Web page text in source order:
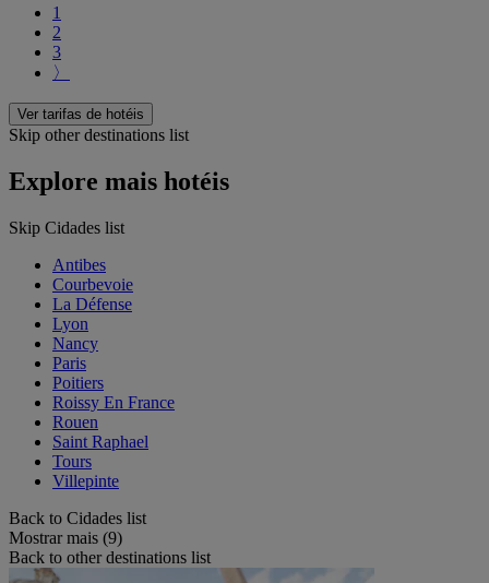
1
2
3
〉
Ver tarifas de hotéis
Skip other destinations list
Explore mais hotéis
Skip Cidades list
Antibes
Courbevoie
La Défense
Lyon
Nancy
Paris
Poitiers
Roissy En France
Rouen
Saint Raphael
Tours
Villepinte
Back to Cidades list
Mostrar mais (9)
Back to other destinations list